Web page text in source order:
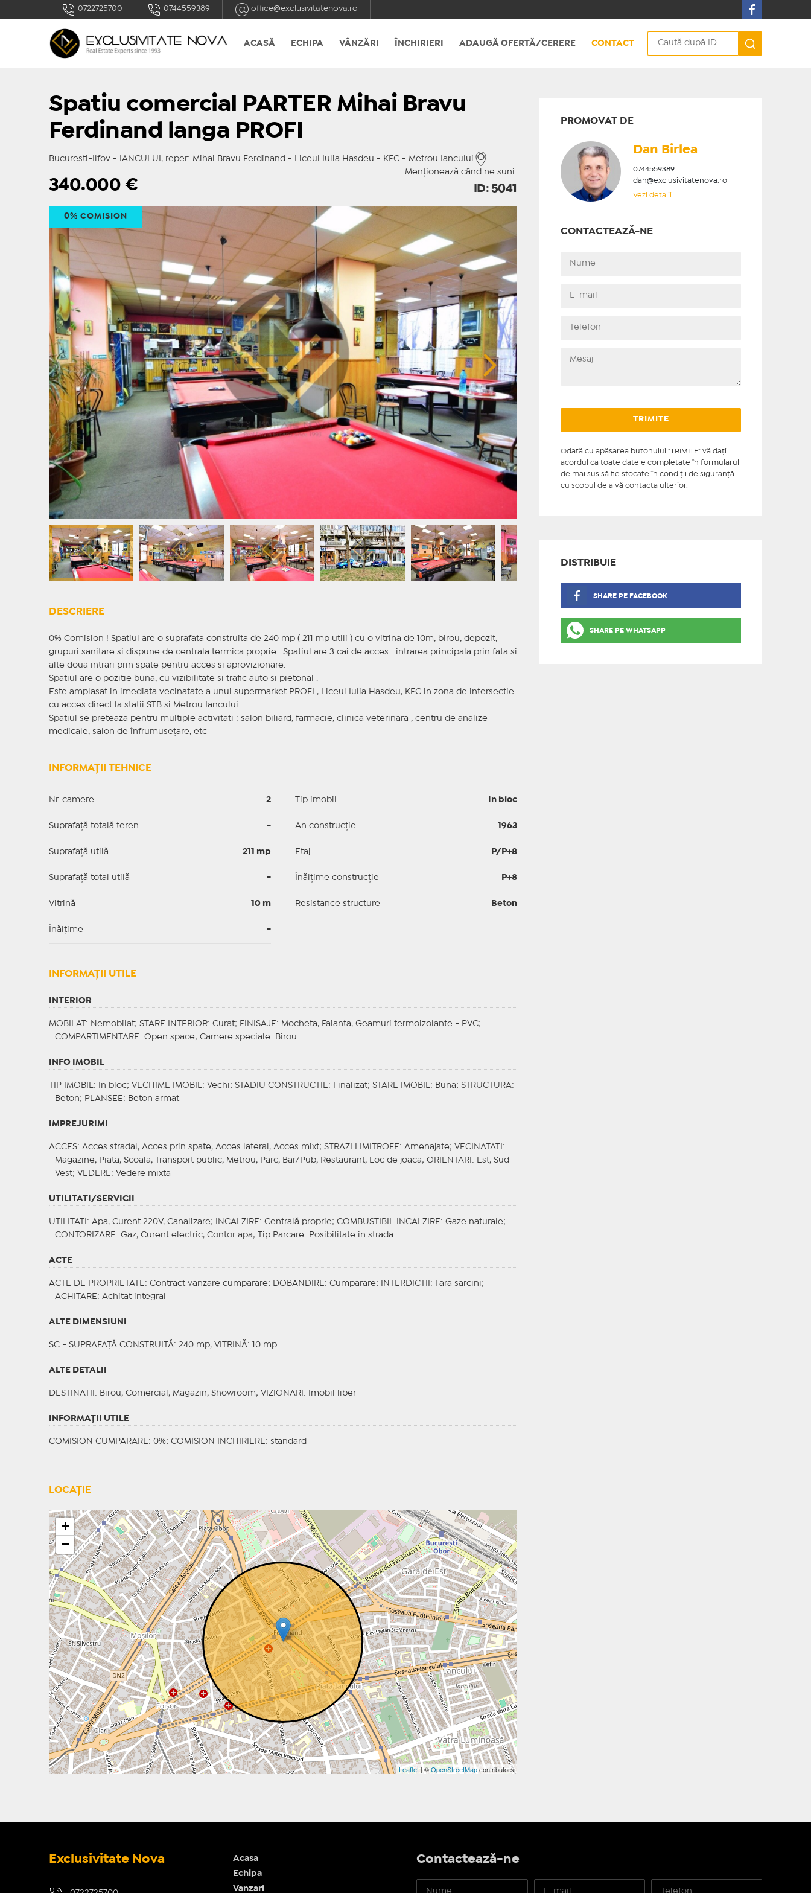
0722725700 0744559389 office@exclusivitatenova.ro
ACASĂ ECHIPA VÂNZĂRI ÎNCHIRIERI ADAUGĂ OFERTĂ/CERERE CONTACT
Spatiu comercial PARTER Mihai Bravu
Ferdinand langa PROFI
Bucuresti-Ilfov - IANCULUI, reper: Mihai Bravu Ferdinand - Liceul Iulia Hasdeu - KFC - Metrou Iancului
Menționează când ne suni:
340.000 € ID: 5041
0% COMISION
DESCRIERE
0% Comision ! Spatiul are o suprafata construita de 240 mp ( 211 mp utili ) cu o vitrina de 10m, birou, depozit,
grupuri sanitare si dispune de centrala termica proprie . Spatiul are 3 cai de acces : intrarea principala prin fata si
alte doua intrari prin spate pentru acces si aprovizionare.
Spatiul are o pozitie buna, cu vizibilitate si trafic auto si pietonal .
Este amplasat in imediata vecinatate a unui supermarket PROFI , Liceul Iulia Hasdeu, KFC in zona de intersectie
cu acces direct la statii STB si Metrou Iancului.
Spatiul se preteaza pentru multiple activitati : salon biliard, farmacie, clinica veterinara , centru de analize
medicale, salon de înfrumusețare, etc
INFORMAȚII TEHNICE
Nr. camere 2
Suprafață totală teren -
Suprafaţă utilă 211 mp
Suprafaţă total utilă -
Vitrină 10 m
Înălțime -
Tip imobil In bloc
An construcție 1963
Etaj P/P+8
Înălțime construcție P+8
Resistance structure Beton
INFORMAŢII UTILE
INTERIOR
MOBILAT : Nemobilat; STARE INTERIOR: Curat; FINISAJE : Mocheta, Faianta, Geamuri termoizolante - PVC;
COMPARTIMENTARE : Open space; Camere speciale: Birou
INFO IMOBIL
TIP IMOBIL : In bloc; VECHIME IMOBIL : Vechi; STADIU CONSTRUCTIE : Finalizat; STARE IMOBIL : Buna; STRUCTURA:
Beton; PLANSEE : Beton armat
IMPREJURIMI
ACCES: Acces stradal, Acces prin spate, Acces lateral, Acces mixt; STRAZI LIMITROFE : Amenajate; VECINATATI
:
Magazine, Piata, Scoala, Transport public, Metrou, Parc, Bar/Pub, Restaurant, Loc de joaca; ORIENTARI : Est, Sud -
Vest; VEDERE : Vedere mixta
UTILITATI/SERVICII
UTILITATI : Apa, Curent 220V, Canalizare; INCALZIRE : Centrală proprie; COMBUSTIBIL INCALZIRE : Gaze naturale;
CONTORIZARE : Gaz, Curent electric, Contor apa; Tip Parcare: Posibilitate in strada
ACTE
ACTE DE PROPRIETATE : Contract vanzare cumparare; DOBANDIRE : Cumparare; INTERDICTII
: Fara sarcini;
ACHITARE : Achitat integral
ALTE DIMENSIUNI
SC - SUPRAFAȚĂ CONSTRUITĂ: 240 mp, VITRINĂ: 10 mp
ALTE DETALII
DESTINATII : Birou, Comercial, Magazin, Showroom; VIZIONARI : Imobil liber
INFORMAŢII UTILE
COMISION CUMPARARE: 0%; COMISION INCHIRIERE: standard
LOCAȚIE
+
−
Leaflet| ©OpenStreetMapcontributors
PROMOVAT DE
Dan Birlea
0744559389
dan@exclusivitatenova.ro
Vezi detalii
CONTACTEAZĂ-NE
Odată cu apăsarea butonului "TRIMITE" vă daţi
acordul ca toate datele completate în formularul
de mai sus să fie stocate în condiţii de siguranţă
cu scopul de a vă contacta ulterior.
DISTRIBUIE
SHARE PE FACEBOOK
SHARE PE WHATSAPP
Exclusivitate Nova Acasa
Echipa
Vanzari
Contactează-ne